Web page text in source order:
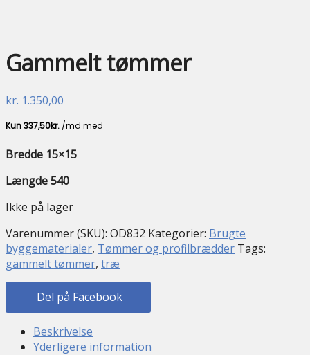
Gammelt tømmer
kr. 1.350,00
Bredde 15×15
Længde 540
Ikke på lager
Varenummer (SKU): OD832 Kategorier: Brugte
byggematerialer, Tømmer og profilbrædder Tags:
gammelt tømmer, træ
Del på Facebook
Beskrivelse
Yderligere information